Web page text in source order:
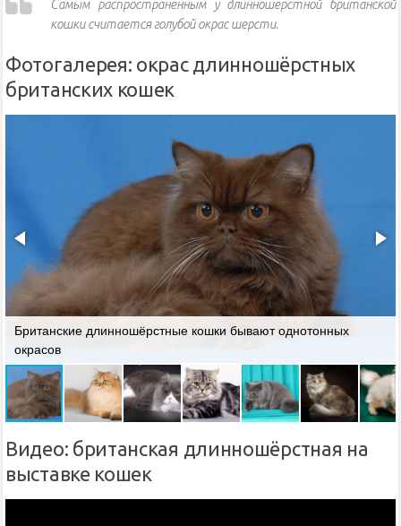
Самым распространённым у длинношёрстной британской
кошки считается голубой окрас шерсти.
Фотогалерея: окрас длинношёрстных
британских кошек
Британские длинношёрстные кошки бывают однотонных
окрасов
Видео: британская длинношёрстная на
выставке кошек